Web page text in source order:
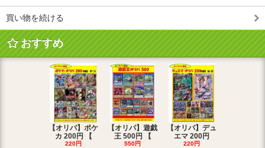
買い物を続ける
おすすめ
【オリパ】ポケ
カ 200円 【
220円
【オリパ】遊戯
王 500円 【
550円
【オリパ】デュ
エマ 200円
220円